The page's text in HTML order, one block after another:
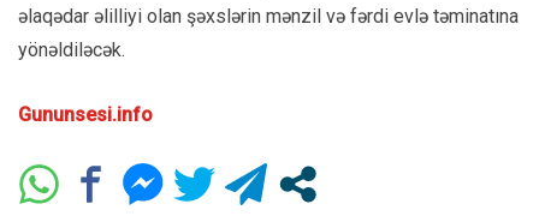
əlaqədar əlilliyi olan şəxslərin mənzil və fərdi evlə təminatına
yönəldiləcək.
Gununsesi.info